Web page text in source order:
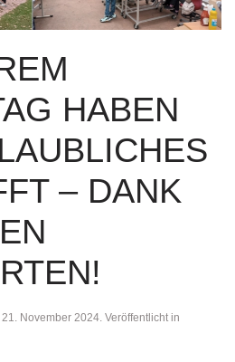
HABEN
– DANK
21. November 2024. Veröffentlicht in